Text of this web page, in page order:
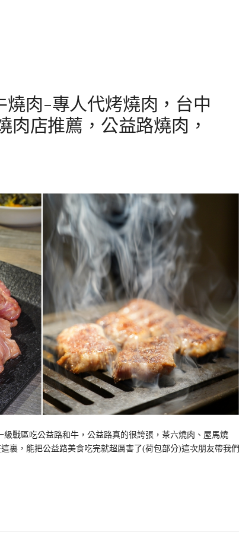
燒肉-專人代烤燒肉，台中
肉店推薦，公益路燒肉，
戰區吃公益路和牛，公益路真的很誇張，茶六燒肉、屋馬燒
裏，能把公益路美食吃完就超厲害了(荷包部分)這次朋友帶我們